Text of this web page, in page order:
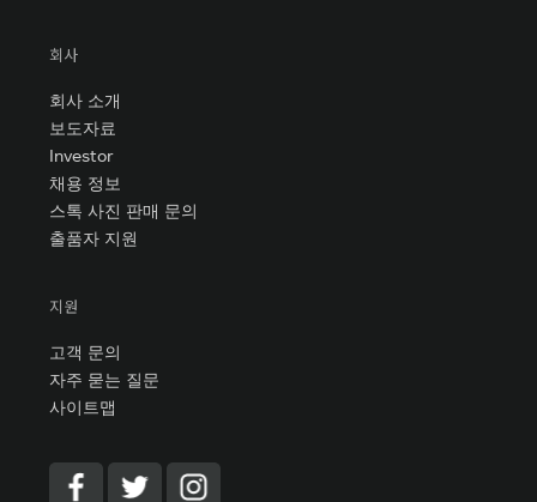
회사
회사 소개
보도자료
Investor
채용 정보
스톡 사진 판매 문의
출품자 지원
지원
고객 문의
자주 묻는 질문
사이트맵